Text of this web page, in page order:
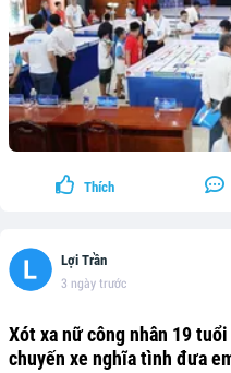
Thích
Lợi Trần
3 ngày trước
Xót xa nữ công nhân 19
chuyến xe nghĩa tình đưa